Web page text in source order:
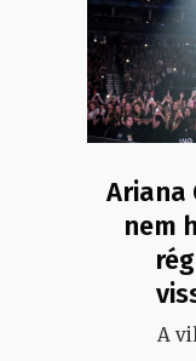
Ariana
nem
A